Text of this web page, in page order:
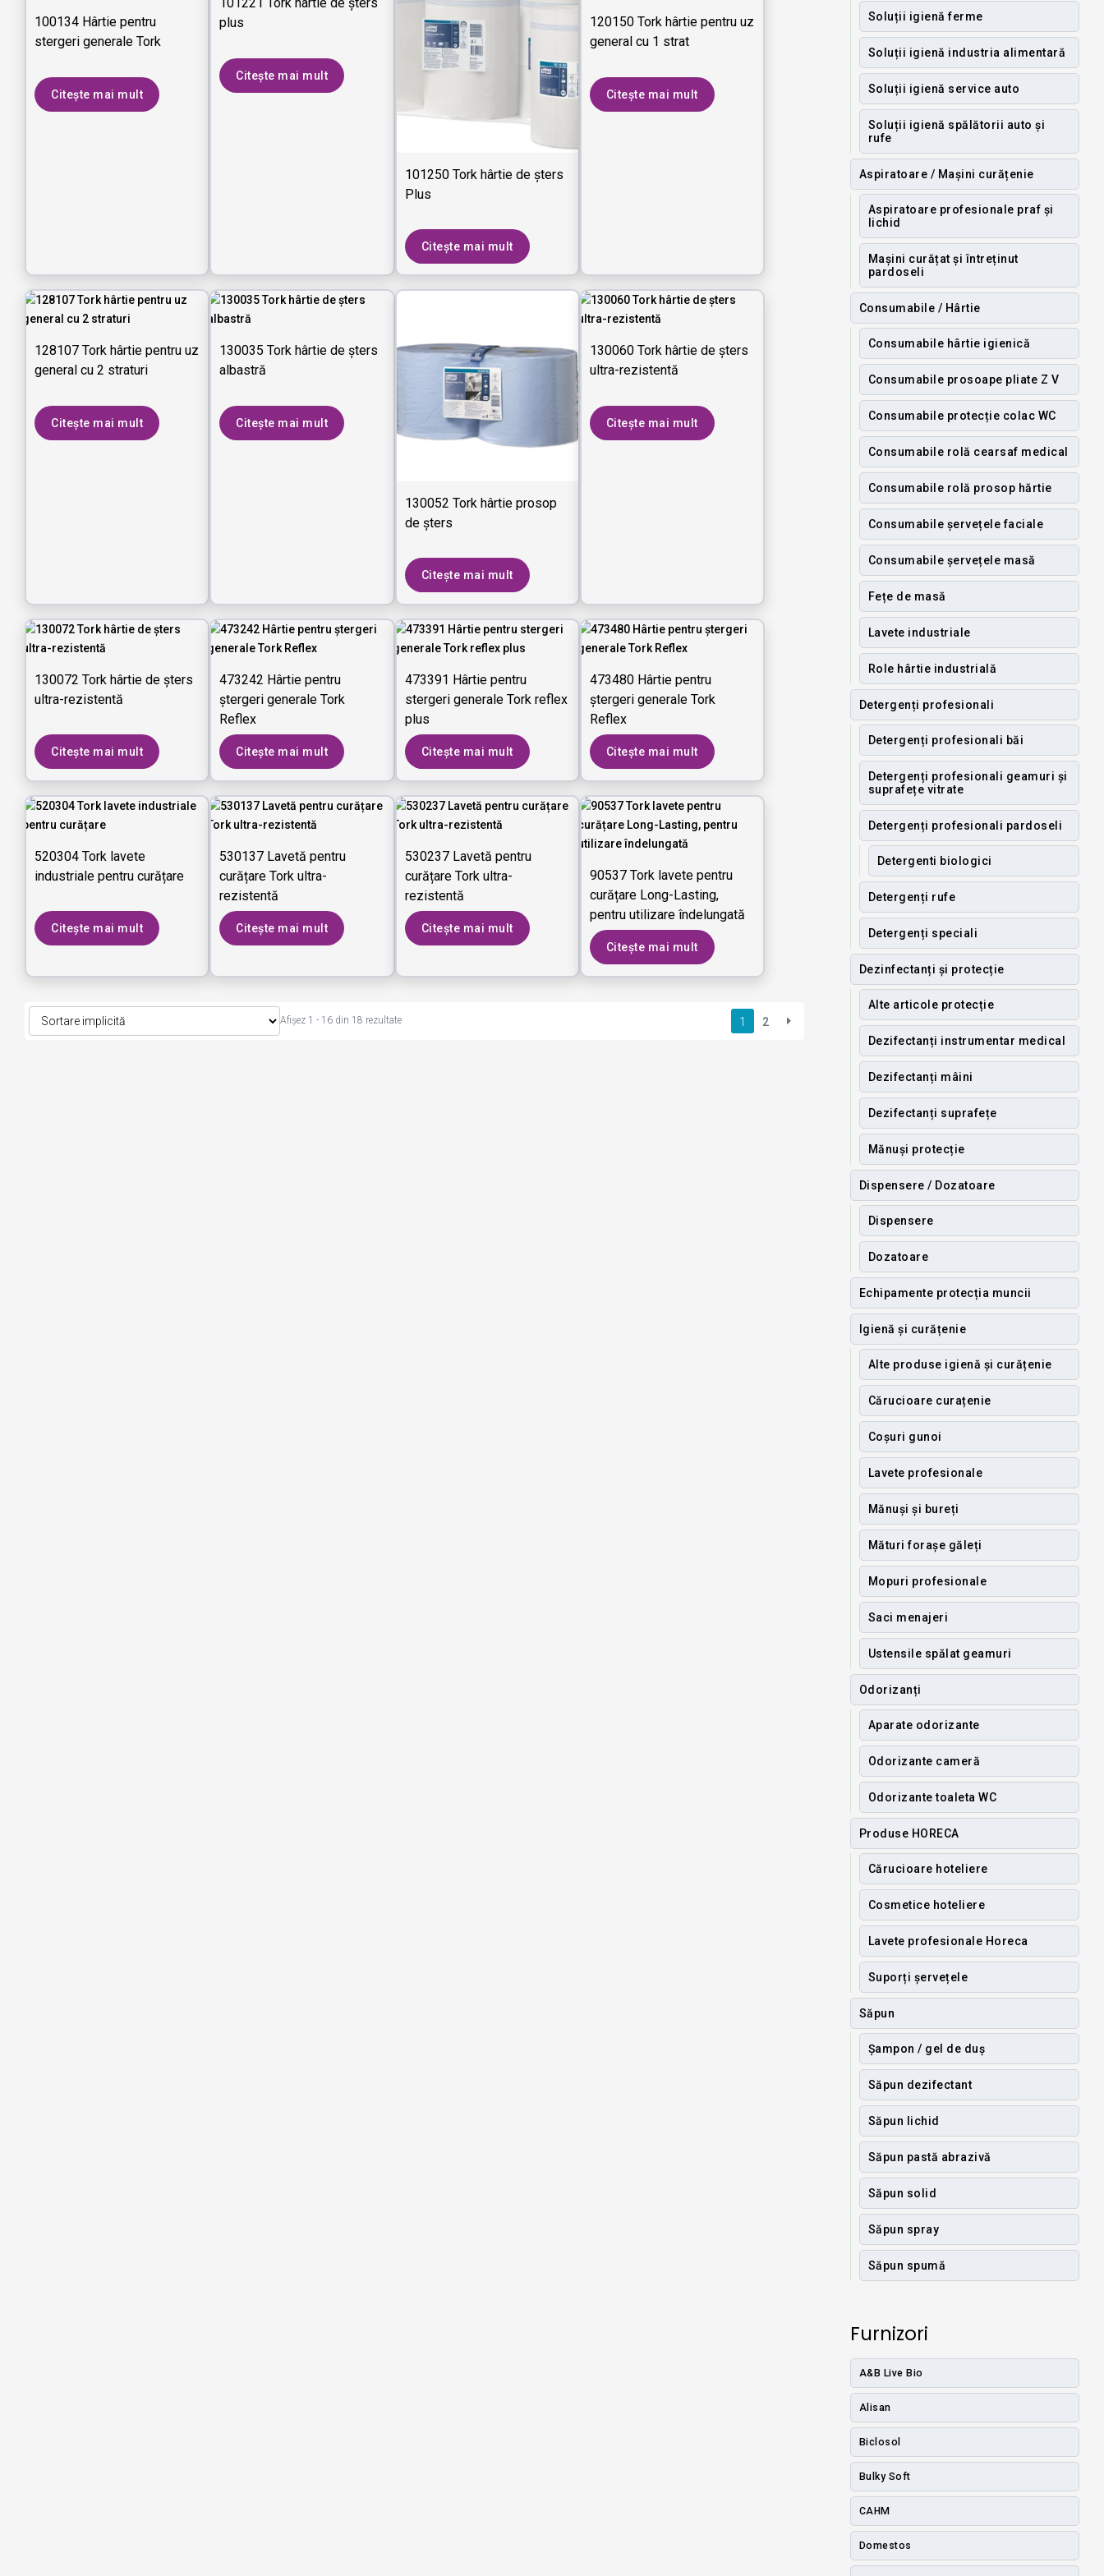
100134 Hârtie pentru
stergeri generale Tork
Citește mai mult
plus
Citește mai mult
101250 Tork hârtie de șters
Plus
Citește mai mult
120150 Tork hârtie pentru uz
general cu 1 strat
Citește mai mult
128107 Tork hârtie pentru uz
general cu 2 straturi
Citește mai mult
130035 Tork hârtie de șters
albastră
Citește mai mult
130052 Tork hârtie prosop
de șters
Citește mai mult
130060 Tork hârtie de șters
ultra-rezistentă
Citește mai mult
130072 Tork hârtie de șters
ultra-rezistentă
Citește mai mult
473242 Hârtie pentru
ștergeri generale Tork
Reflex
Citește mai mult
473391 Hârtie pentru
stergeri generale Tork reflex
plus
Citește mai mult
473480 Hârtie pentru
ștergeri generale Tork
Reflex
Citește mai mult
520304 Tork lavete
industriale pentru curățare
Citește mai mult
530137 Lavetă pentru
curățare Tork ultra-
rezistentă
Citește mai mult
530237 Lavetă pentru
curățare Tork ultra-
rezistentă
Citește mai mult
90537 Tork lavete pentru
curățare Long-Lasting,
pentru utilizare îndelungată
Citește mai mult
Afișez 1 - 16 din 18 rezultate 1 2
Soluții igienă ferme
Soluții igienă industria alimentară
Soluții igienă service auto
Soluții igienă spălătorii auto și
rufe
Aspiratoare / Mașini curățenie
Aspiratoare profesionale praf și
lichid
Mașini curățat și întreținut
pardoseli
Consumabile / Hârtie
Consumabile hârtie igienică
Consumabile prosoape pliate Z V
Consumabile protecție colac WC
Consumabile rolă cearsaf medical
Consumabile rolă prosop hărtie
Consumabile șervețele faciale
Consumabile șervețele masă
Fețe de masă
Lavete industriale
Role hârtie industrială
Detergenți profesionali
Detergenți profesionali băi
Detergenți profesionali geamuri și
suprafețe vitrate
Detergenți profesionali pardoseli
Detergenti biologici
Detergenți rufe
Detergenți speciali
Dezinfectanți și protecție
Alte articole protecție
Dezifectanți instrumentar medical
Dezifectanți mâini
Dezifectanți suprafețe
Mănuși protecție
Dispensere / Dozatoare
Dispensere
Dozatoare
Echipamente protecția muncii
Igienă și curățenie
Alte produse igienă și curățenie
Cărucioare curațenie
Coșuri gunoi
Lavete profesionale
Mănuși și bureți
Mături forașe găleți
Mopuri profesionale
Saci menajeri
Ustensile spălat geamuri
Odorizanți
Aparate odorizante
Odorizante cameră
Odorizante toaleta WC
Produse HORECA
Cărucioare hoteliere
Cosmetice hoteliere
Lavete profesionale Horeca
Suporți șervețele
Săpun
Șampon / gel de duș
Săpun dezifectant
Săpun lichid
Săpun pastă abrazivă
Săpun solid
Săpun spray
Săpun spumă
Furnizori
A&B Live Bio
Alisan
Biclosol
Bulky Soft
CAHM
Domestos